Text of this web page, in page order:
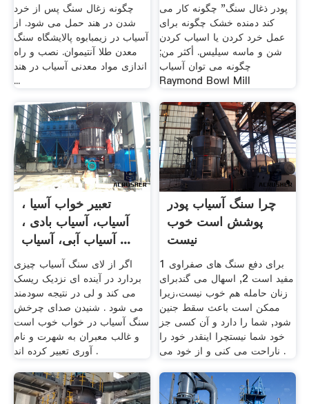
چگونه زغال سنگ پس از خرد
شدن در هند حمل می شود. از
آسیاب در زیمبابوه پالایشگاه سنگ
معدن طلا آنتیموان. نصب و راه
اندازی مواد معدنی آسیاب در هند
...
پودر ذغال سنگ" چگونه کار می
کند دمنده خشک چگونه برای
عمل خرد کردن یا اسیاب کردن
شن و ماسه سیلیس. أكثر من;
چگونه می توان آسیاب
Raymond Bowl Mill
تعبیر خواب آسیا ،
آسیاب، آسیاب بادی ،
آسیاب آبی، آسیاب ...
اگر از لای سنگ آسیاب چیزی
بردارد در آینده ای نزدیک ریسک
می کند و لی در نتیجه سودمند
می شود . شنیدن صدای چرخش
سنگ آسیاب در خواب خوب است
و غالب معبران به شهرت و نام
آوری تعبیر کرده اند .
چرا سنگ آسیاب پودر
پوشش است خوب
نیست
1 برای دفع سنگ های صفراوی
مفید است 2, اسهال می گندبرای
زنان حامله هم خوب نیست،زیرا
ممکن است باعث سقط جنین
شود, شما را دارد و آن کسی جز
خود شما نیستچرا اینقدر خود را
ناراحت می کنی و از خود می .